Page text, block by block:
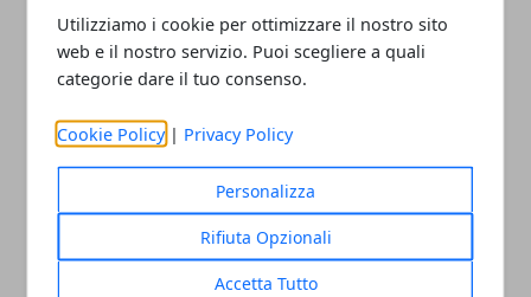
Utilizziamo i cookie per ottimizzare il nostro sito
web e il nostro servizio. Puoi scegliere a quali
categorie dare il tuo consenso.
Cookie Policy | Privacy Policy
Personalizza
Rifiuta Opzionali
Accetta Tutto
Facebook
TwitterWhatsapp
Articolo Precedente Articolo Successivo